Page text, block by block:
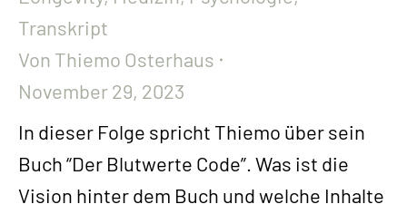
Transkript
Von Thiemo Osterhaus
November 29, 2023
In dieser Folge spricht Thiemo über sein
Buch “Der Blutwerte Code”. Was ist die
Vision hinter dem Buch und welche Inhalte